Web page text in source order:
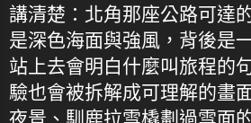
講清楚：北角那座公路可達
是深色海面與強風，背後是
站上去會明白什麼叫旅程的
驗也會被拆解成可理解的
夜景、馴鹿拉雪橇劃過雪面